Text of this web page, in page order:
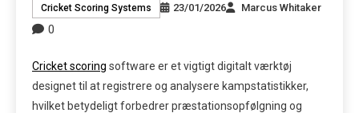
Cricket Scoring Systems 23/01/2026 Marcus Whitaker
0
Cricket scoring software er et vigtigt digitalt værktøj
designet til at registrere og analysere kampstatistikker,
hvilket betydeligt forbedrer præstationsopfølgning og